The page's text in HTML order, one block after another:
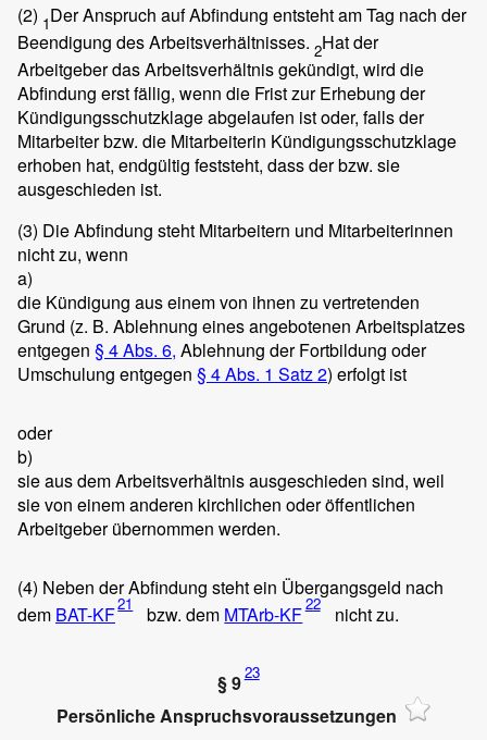
(2) 1Der Anspruch auf Abfindung entsteht am Tag nach der
Beendigung des Arbeitsverhältnisses. 2Hat der
Arbeitgeber das Arbeitsverhältnis gekündigt, wird die
Abfindung erst fällig, wenn die Frist zur Erhebung der
Kündigungsschutzklage abgelaufen ist oder, falls der
Mitarbeiter bzw. die Mitarbeiterin Kündigungsschutzklage
erhoben hat, endgültig feststeht, dass der bzw. sie
ausgeschieden ist.
(3) Die Abfindung steht Mitarbeitern und Mitarbeiterinnen
nicht zu, wenn
a)
die Kündigung aus einem von ihnen zu vertretenden
Grund (z. B. Ablehnung eines angebotenen Arbeitsplatzes
entgegen § 4 Abs. 6, Ablehnung der Fortbildung oder
Umschulung entgegen § 4 Abs. 1 Satz 2) erfolgt ist
oder
b)
sie aus dem Arbeitsverhältnis ausgeschieden sind, weil
sie von einem anderen kirchlichen oder öffentlichen
Arbeitgeber übernommen werden.
(4) Neben der Abfindung steht ein Übergangsgeld nach
dem BAT-KF21 bzw. dem MTArb-KF22 nicht zu.
§ 923
Persönliche Anspruchsvoraussetzungen